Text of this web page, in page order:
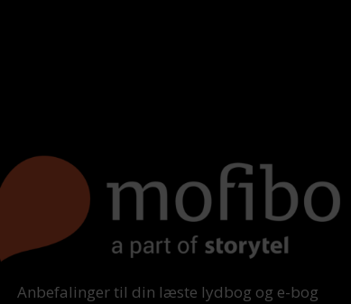
Anbefalinger til din læste lydbog og e-bog